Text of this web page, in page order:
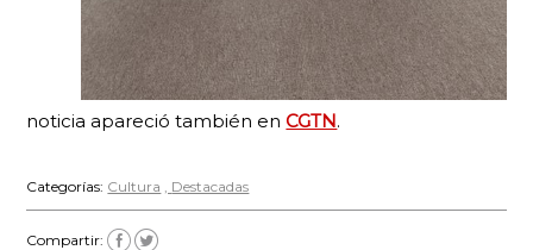
noticia apareció también enCGTN.
Categorías: Cultura Destacadas
Compartir: